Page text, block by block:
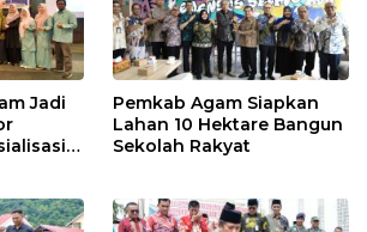
Jadi
Pemkab Agam Siapkan
Lahan 10 Hektare Bangun
Sekolah Rakyat